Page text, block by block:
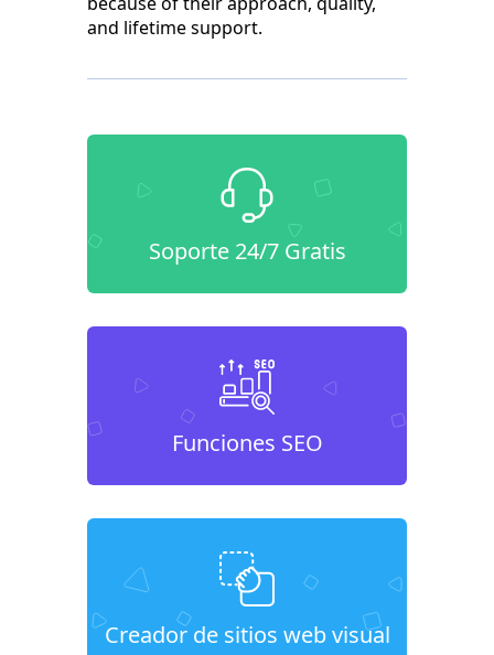
and lifetime support.
Soporte 24/7 Gratis
Funciones SEO
Creador de sitios web visual